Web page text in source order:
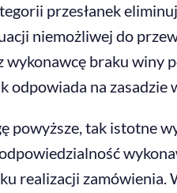
przesłanek
niemożliwej do
wykonawcę braku winy
odpowiada na zasadzie
powyższe, tak istotne
realizacji zamówienia.